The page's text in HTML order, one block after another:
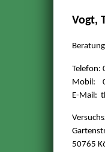
Vogt,
Telefon:
Mobil:
E-Mail:
50765